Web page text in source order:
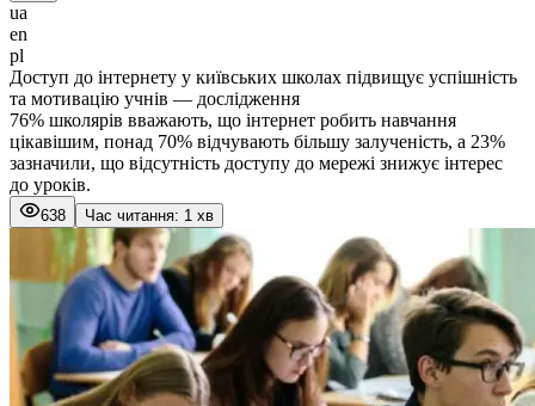
ua
en
pl
Доступ до інтернету у київських школах підвищує успішність
та мотивацію учнів — дослідження
76% школярів вважають, що інтернет робить навчання
цікавішим, понад 70% відчувають більшу залученість, а 23%
зазначили, що відсутність доступу до мережі знижує інтерес
до уроків.
638 Час читання: 1 хв